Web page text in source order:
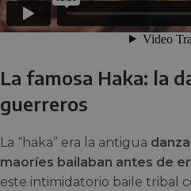
La famosa Haka: la
guerreros
La “haka” era la antigua
maoríes bailaban antes de
este intimidatorio baile tribal